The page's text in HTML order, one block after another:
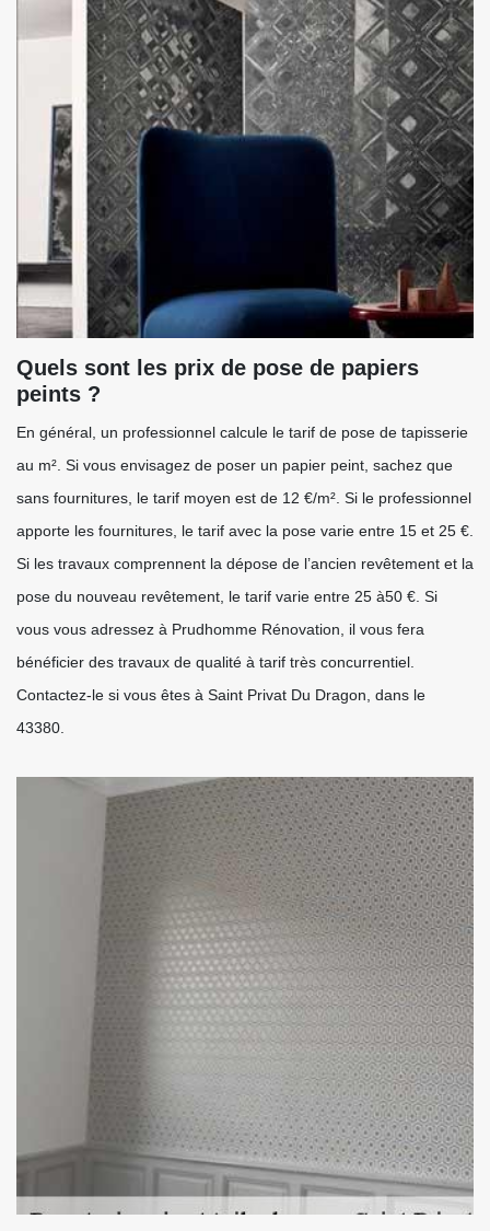
Quels sont les prix de pose de papiers
peints ?
En général, un professionnel calcule le tarif de pose de tapisserie
au m². Si vous envisagez de poser un papier peint, sachez que
sans fournitures, le tarif moyen est de 12 €/m². Si le professionnel
apporte les fournitures, le tarif avec la pose varie entre 15 et 25 €.
Si les travaux comprennent la dépose de l’ancien revêtement et la
pose du nouveau revêtement, le tarif varie entre 25 à50 €. Si
vous vous adressez à Prudhomme Rénovation, il vous fera
bénéficier des travaux de qualité à tarif très concurrentiel.
Contactez-le si vous êtes à Saint Privat Du Dragon, dans le
43380.